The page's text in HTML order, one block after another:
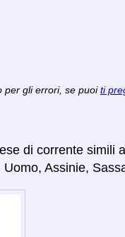
per gli errori, se puoiti
di corrente simili
Assinie,